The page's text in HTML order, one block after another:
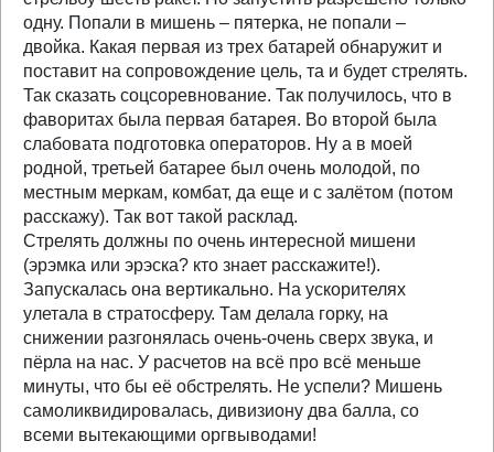
одну. Попали в мишень – пятерка, не попали –
двойка. Какая первая из трех батарей обнаружит и
поставит на сопровождение цель, та и будет стрелять.
Так сказать соцсоревнование. Так получилось, что в
фаворитах была первая батарея. Во второй была
слабовата подготовка операторов. Ну а в моей
родной, третьей батарее был очень молодой, по
местным меркам, комбат, да еще и с залётом (потом
расскажу). Так вот такой расклад.
Стрелять должны по очень интересной мишени
(эрэмка или эрэска? кто знает расскажите!).
Запускалась она вертикально. На ускорителях
улетала в стратосферу. Там делала горку, на
снижении разгонялась очень-очень сверх звука, и
пёрла на нас. У расчетов на всё про всё меньше
минуты, что бы её обстрелять. Не успели? Мишень
самоликвидировалась, дивизиону два балла, со
всеми вытекающими оргвыводами!